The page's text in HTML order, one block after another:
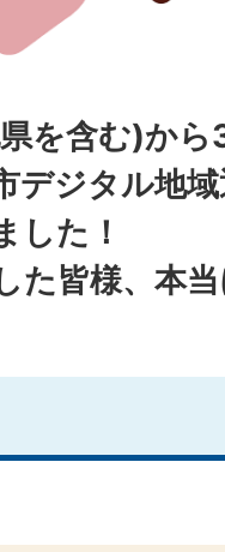
を含む)か
デジタル地
した！
た皆様、本